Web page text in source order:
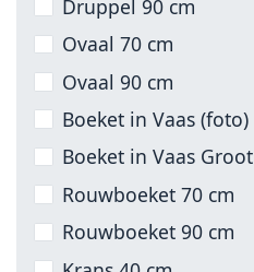
Druppel 90 cm
Ovaal 70 cm
Ovaal 90 cm
Boeket in Vaas (foto)
Boeket in Vaas Groot
Rouwboeket 70 cm
Rouwboeket 90 cm